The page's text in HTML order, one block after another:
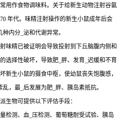
用作食物调味料。关于给新生动物注射谷氨
年代。味精注射操作的新生小鼠成年后会
内分_泌和代谢异常。
味精已被证明会导致投射到下丘脑腹内侧和
选择性破坏，导致肥_胖、发育_迟缓和不育
新生小鼠的摄食中枢，使幼鼠丧失饱腹感，
，最_后发展为肥_胖、胰岛素抵抗。
生物可提供以下评估手段：
检测、血_压检测、葡萄糖耐受试验、胰岛